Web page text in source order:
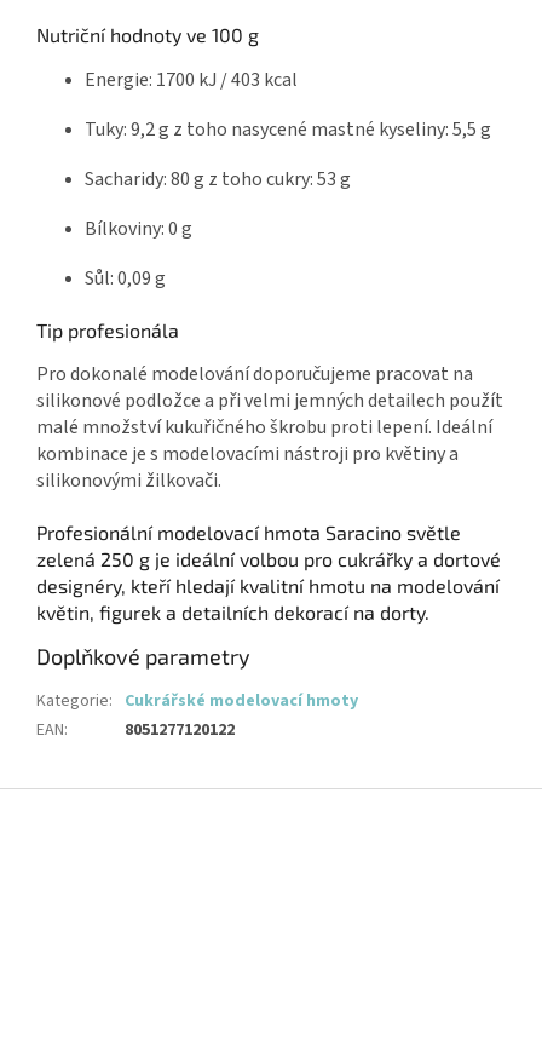
Nutriční hodnoty ve 100 g
Energie: 1700 kJ / 403 kcal
Tuky: 9,2 g z toho nasycené mastné kyseliny: 5,5 g
Sacharidy: 80 g z toho cukry: 53 g
Bílkoviny: 0 g
Sůl: 0,09 g
Tip profesionála
Pro dokonalé modelování doporučujeme pracovat na
silikonové podložce a při velmi jemných detailech použít
malé množství kukuřičného škrobu proti lepení. Ideální
kombinace je s modelovacími nástroji pro květiny a
silikonovými žilkovači.
Profesionální modelovací hmota Saracino světle
zelená 250 g je ideální volbou pro cukrářky a dortové
designéry, kteří hledají kvalitní hmotu na modelování
květin, figurek a detailních dekorací na dorty.
Doplňkové parametry
Kategorie: Cukrářské modelovací hmoty
EAN: 8051277120122